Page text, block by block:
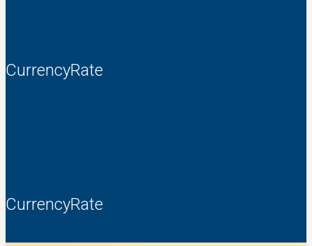
CurrencyRate
CurrencyRate